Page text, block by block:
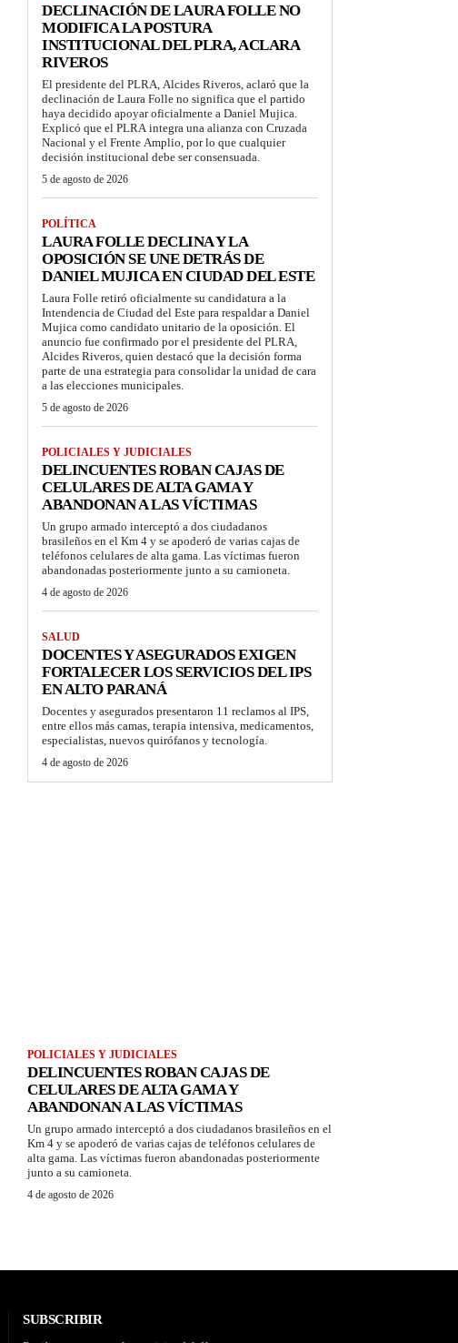
DECLINACIÓN DE LAURA FOLLE NO
MODIFICA LA POSTURA
INSTITUCIONAL DEL PLRA, ACLARA
RIVEROS
El presidente del PLRA, Alcides Riveros, aclaró que la
declinación de Laura Folle no significa que el partido
haya decidido apoyar oficialmente a Daniel Mujica.
Explicó que el PLRA integra una alianza con Cruzada
Nacional y el Frente Amplio, por lo que cualquier
decisión institucional debe ser consensuada.
5 de agosto de 2026
POLÍTICA
LAURA FOLLE DECLINA Y LA
OPOSICIÓN SE UNE DETRÁS DE
DANIEL MUJICA EN CIUDAD DEL ESTE
Laura Folle retiró oficialmente su candidatura a la
Intendencia de Ciudad del Este para respaldar a Daniel
Mujica como candidato unitario de la oposición. El
anuncio fue confirmado por el presidente del PLRA,
Alcides Riveros, quien destacó que la decisión forma
parte de una estrategia para consolidar la unidad de cara
a las elecciones municipales.
5 de agosto de 2026
POLICIALES Y JUDICIALES
DELINCUENTES ROBAN CAJAS DE
CELULARES DE ALTA GAMA Y
ABANDONAN A LAS VÍCTIMAS
Un grupo armado interceptó a dos ciudadanos
brasileños en el Km 4 y se apoderó de varias cajas de
teléfonos celulares de alta gama. Las víctimas fueron
abandonadas posteriormente junto a su camioneta.
4 de agosto de 2026
SALUD
DOCENTES Y ASEGURADOS EXIGEN
FORTALECER LOS SERVICIOS DEL IPS
EN ALTO PARANÁ
Docentes y asegurados presentaron 11 reclamos al IPS,
entre ellos más camas, terapia intensiva, medicamentos,
especialistas, nuevos quirófanos y tecnología.
4 de agosto de 2026
POLICIALES Y JUDICIALES
DELINCUENTES ROBAN CAJAS DE
CELULARES DE ALTA GAMA Y
ABANDONAN A LAS VÍCTIMAS
Un grupo armado interceptó a dos ciudadanos brasileños en el
Km 4 y se apoderó de varias cajas de teléfonos celulares de
alta gama. Las víctimas fueron abandonadas posteriormente
junto a su camioneta.
4 de agosto de 2026
SUBSCRIBIR